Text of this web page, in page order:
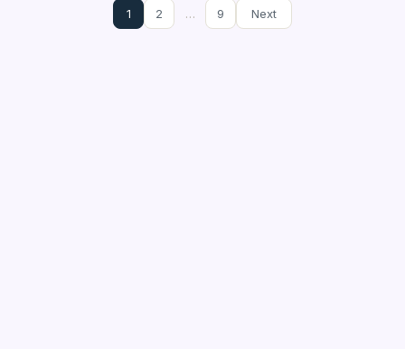
1 2 … 9 Next